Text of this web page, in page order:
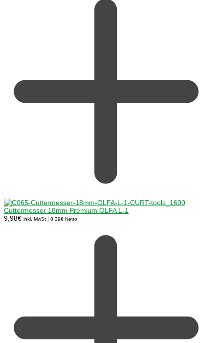
Cuttermesser 18mm Premium OLFA L-1
9,98€ inkl. MwSt | 8,39€ Netto